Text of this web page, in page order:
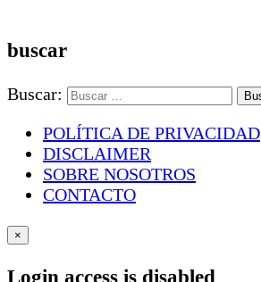
buscar
Buscar:
POLÍTICA DE PRIVACIDAD
DISCLAIMER
SOBRE NOSOTROS
CONTACTO
×
Login access is disabled